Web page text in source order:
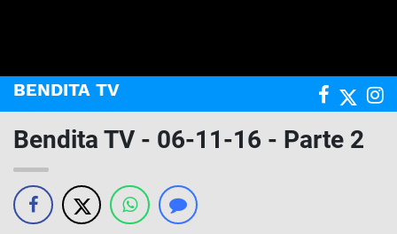
BENDITA TV
Bendita TV - 06-11-16 - Parte 2